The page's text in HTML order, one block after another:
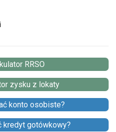
RRSO
zysku z lokaty
konto osobiste?
kredyt gotówkowy?